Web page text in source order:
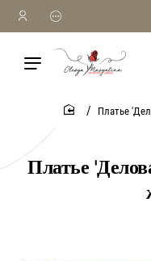
Платье
Платье